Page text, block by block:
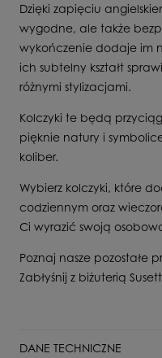
Dzięki zapięciu
wygodne, ale także
wykończenie dodaje im
ich subtelny kształt
różnymi stylizacjami.
Kolczyki te będą
pięknie natury i
koliber.
Wybierz kolczyki, które
codziennym oraz
Ci wyrazić swoją
Poznaj nasze pozostałe
Zabłyśnij z biżuterią
DANE TECHNICZNE